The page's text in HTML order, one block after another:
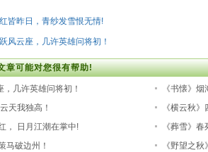
皆昨日，青纱发雪恨无情!
风云座，几许英雄问将初！
章可能对您很有帮助!
，几许英雄问将初！
《书懐》
天我独高！
《横云秋
， 日月江潮在掌中!
《葬雪》
马破边州！
《野望之